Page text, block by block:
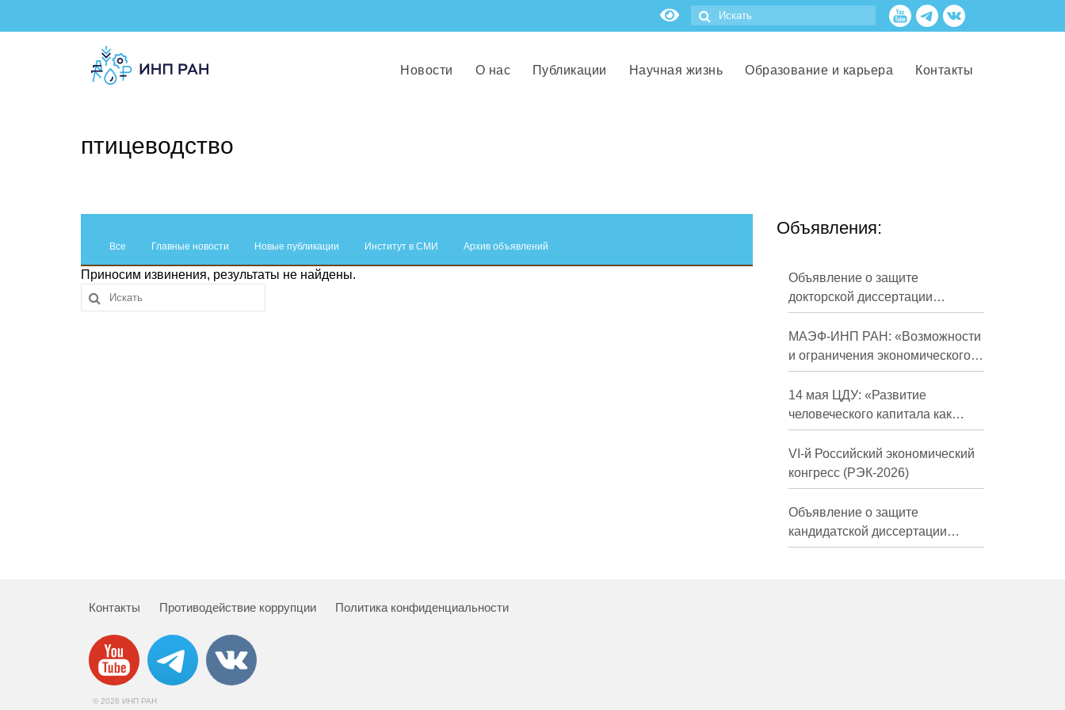
Новости О нас Публикации Научная жизнь Образование и карьера Контакты
птицеводство
Все Главные новости Новые публикации Институт в СМИ Архив объявлений
Приносим извинения, результаты не найдены.
Объявления:
Объявление о защите
докторской диссертации
Кузнецова Михаила
Евгеньевича
МАЭФ-ИНП РАН: «Возможности
и ограничения экономического
развития России в средне- и
долгосрочной перспективе»
14 мая ЦДУ: «Развитие
человеческого капитала как
фактор экономического роста»
VI-й Российский экономический
конгресс (РЭК-2026)
Объявление о защите
кандидатской диссертации
Трындиной Николь Сергеевны
Контакты Противодействие коррупции Политика конфиденциальности
© 2026 ИНП РАН